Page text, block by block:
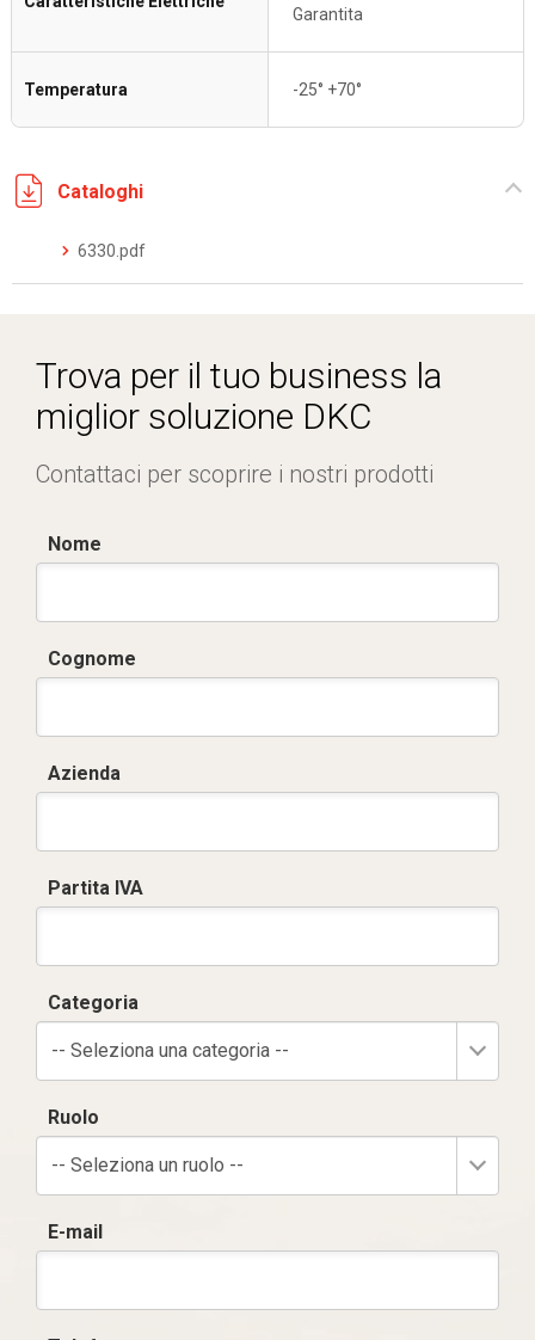
Garantita
Temperatura -25° +70°
Cataloghi
6330.pdf
Trova per il tuo business la
miglior soluzione DKC
Contattaci per scoprire i nostri prodotti
Nome
Cognome
Azienda
Partita IVA
Categoria
-- Seleziona una categoria --
Ruolo
-- Seleziona un ruolo --
E-mail